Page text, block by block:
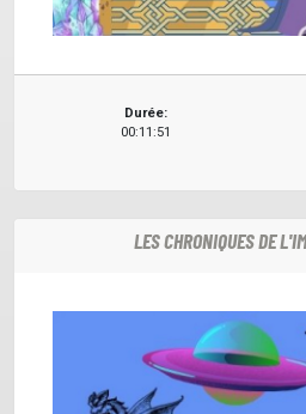
Durée:
00:11:51
LES CHRONIQUES DE